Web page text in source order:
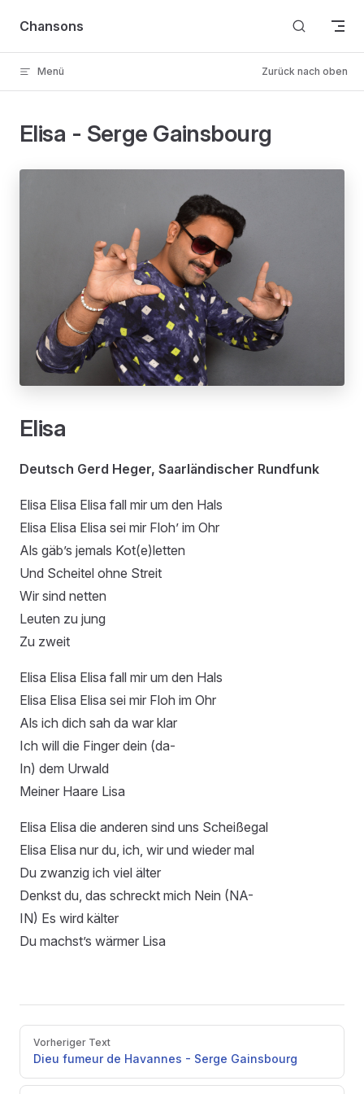
Skip to content
Chansons
Menü Zurück nach oben
Elisa - Serge Gainsbourg
Elisa
Deutsch Gerd Heger, Saarländischer Rundfunk
Elisa Elisa Elisa fall mir um den Hals
Elisa Elisa Elisa sei mir Floh’ im Ohr
Als gäb’s jemals Kot(e)letten
Und Scheitel ohne Streit
Wir sind netten
Leuten zu jung
Zu zweit
Elisa Elisa Elisa fall mir um den Hals
Elisa Elisa Elisa sei mir Floh im Ohr
Als ich dich sah da war klar
Ich will die Finger dein (da-
In) dem Urwald
Meiner Haare Lisa
Elisa Elisa die anderen sind uns Scheißegal
Elisa Elisa nur du, ich, wir und wieder mal
Du zwanzig ich viel älter
Denkst du, das schreckt mich Nein (NA-
IN) Es wird kälter
Du machst’s wärmer Lisa
PagerVorheriger Text
Dieu fumeur de Havannes - Serge Gainsbourg